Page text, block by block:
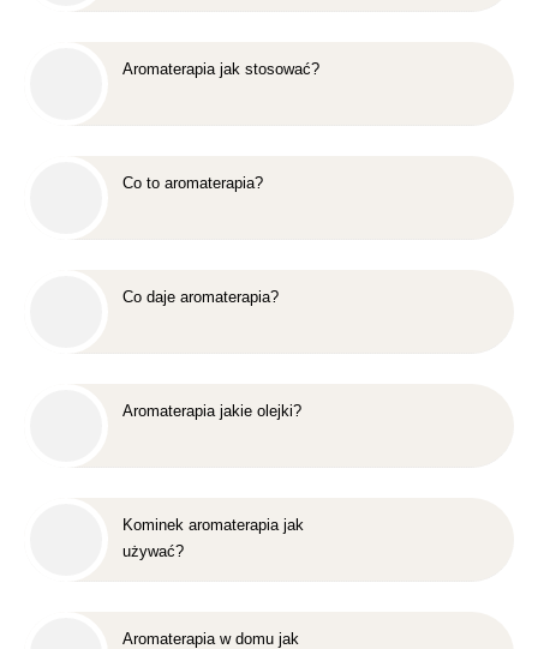
Aromaterapia jak stosować?
Co to aromaterapia?
Co daje aromaterapia?
Aromaterapia jakie olejki?
Kominek aromaterapia jak
używać?
Aromaterapia w domu jak